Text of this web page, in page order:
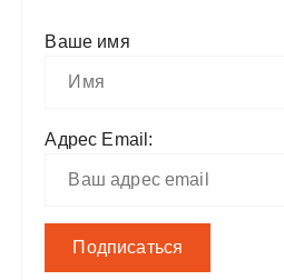
Ваше имя
Адрес Email: